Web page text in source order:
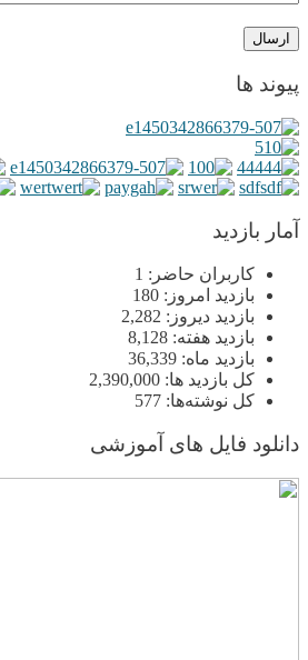
پیوند ها
آمار بازدید
کاربران حاضر: 1
بازدید امروز: 180
بازدید دیروز: 2,282
بازدید هفته: 8,128
بازدید ماه: 36,339
کل بازدید ها: 2,390,000
کل نوشته‌ها: 577
دانلود فایل های آموزشی